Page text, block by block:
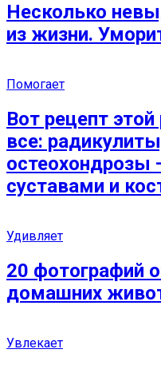
Несколько
из жизни.
Помогает
Вот рецепт
все:
остеохондрозы
суставами и
Удивляет
20 фотографий
домашних
Увлекает